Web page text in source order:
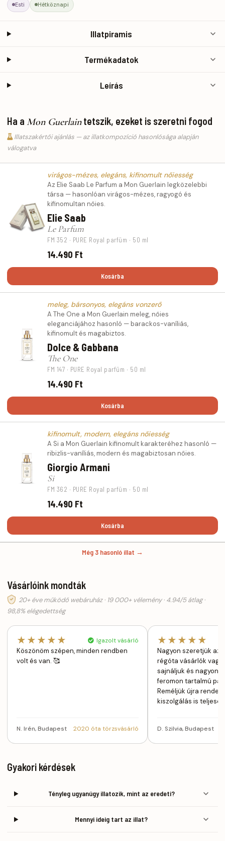
Esti Hétköznapi
Illatpiramis
Termékadatok
Leírás
Ha a Mon Guerlaintetszik, ezeket is szeretni fogod
Illatszakértői ajánlás — az illatkompozíció hasonlósága alapján
válogatva
virágos-mézes, elegáns, kifinomult nőiesség
Az Elie Saab Le Parfum a Mon Guerlain legközelebbi
társa — hasonlóan virágos-mézes, ragyogó és
kifinomultan nőies.
Elie Saab
Le Parfum
FM 352 · PURE Royal parfüm · 50 ml
14.490 Ft
Kosárba
meleg, bársonyos, elegáns vonzerő
A The One a Mon Guerlain meleg, nőies
eleganciájához hasonló — barackos-vaníliás,
kifinomult és magabiztos.
Dolce & Gabbana
The One
FM 147 · PURE Royal parfüm · 50 ml
14.490 Ft
Kosárba
kifinomult, modern, elegáns nőiesség
A Si a Mon Guerlain kifinomult karakteréhez hasonló —
ribizlis-vaníliás, modern és magabiztosan nőies.
Giorgio Armani
Si
FM 362 · PURE Royal parfüm · 50 ml
14.490 Ft
Kosárba
Még 3 hasonló illat →
Vásárlóink mondták
20+ éve működő webáruház · 19 000+ vélemény · 4.94/5 átlag ·
98,8% elégedettség
★★★★★ Igazolt vásárló
Köszönöm szépen, minden rendben
volt és van. 🥰
N. Irén, Budapest 2020 óta törzsvásárló
★★★★★
Nagyon szeretjük az
régóta vásárlók
sajnáljuk és nagyon
feromon tartalmú
Reméljük újra
kiszolgálás is
D. Szilvia, Budapest
Gyakori kérdések
Tényleg ugyanúgy illatozik, mint az eredeti?
Mennyi ideig tart az illat?